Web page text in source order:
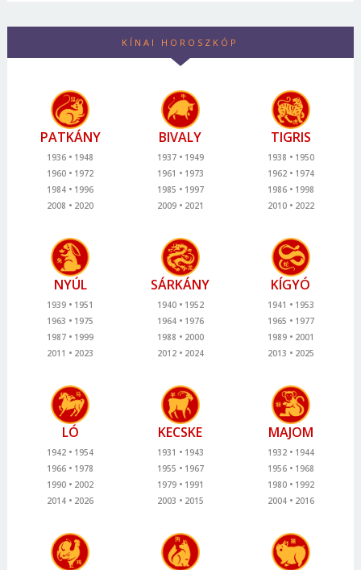
KÍNAI HOROSZKÓP
PATKÁNY
1936
1948
1960
1972
1984
1996
2008
2020
BIVALY
1937
1949
1961
1973
1985
1997
2009
2021
TIGRIS
1938
1950
1962
1974
1986
1998
2010
2022
NYÚL
1939
1951
1963
1975
1987
1999
2011
2023
SÁRKÁNY
1940
1952
1964
1976
1988
2000
2012
2024
KÍGYÓ
1941
1953
1965
1977
1989
2001
2013
2025
LÓ
1942
1954
1966
1978
1990
2002
2014
2026
KECSKE
1931
1943
1955
1967
1979
1991
2003
2015
MAJOM
1932
1944
1956
1968
1980
1992
2004
2016